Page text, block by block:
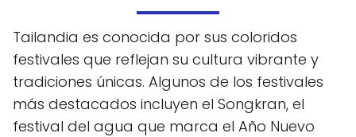
Tailandia es conocida por sus coloridos
festivales que reflejan su cultura vibrante y
tradiciones únicas. Algunos de los festivales
más destacados incluyen el Songkran, el
festival del agua que marca el Año Nuevo